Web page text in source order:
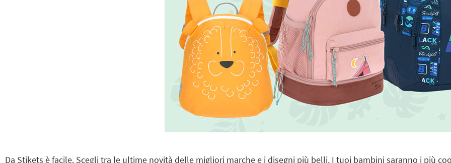
Da Stikets è facile. Scegli tra le ultime novità delle migliori marche e i disegni più belli. I tuoi bambini saranno i più